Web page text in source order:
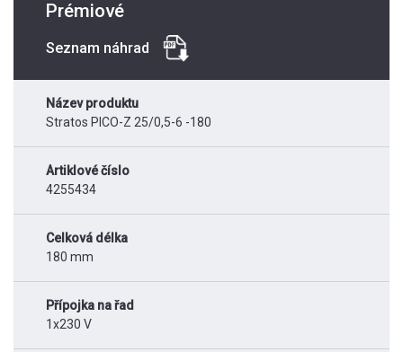
Prémiové
Seznam náhrad
Název produktu
Stratos PICO-Z 25/0,5-6 -180
Artiklové číslo
4255434
Celková délka
180 mm
Přípojka na řad
1x230 V